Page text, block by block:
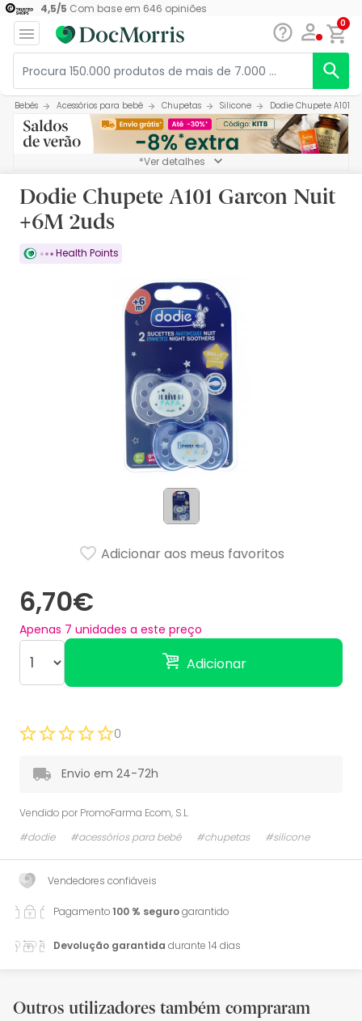
4,5/5 Com base em 646 opiniões
0
Bebés Acessórios para bebé Chupetas Silicone Dodie Chupete A101
*Ver detalhes
Dodie Chupete A101 Garcon Nuit
+6M 2uds
Health Points
6,70€
Apenas 7 unidades a este preço
Adicionar
Adicionar aos meus favoritos
0
Envio em 24-72h
Vendido por PromoFarma Ecom, S.L.
#dodie
#acessórios para bebé #chupetas #silicone
Vendedores confiáveis
Pagamento100 % segurogarantido
Devolução garantida durante 14 dias
Outros utilizadores também compraram